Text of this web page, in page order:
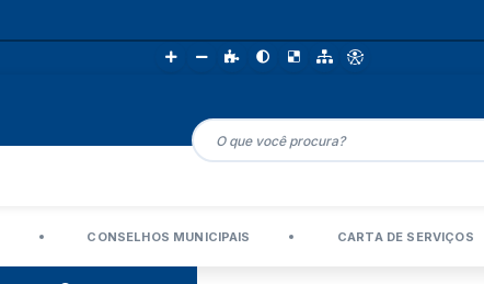
CONSELHOS MUNICIPAIS CARTA DE SERVIÇOS